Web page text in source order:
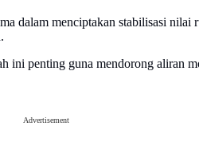
dalam menciptakan stabilisasi
penting guna mendorong aliran
Advertisement